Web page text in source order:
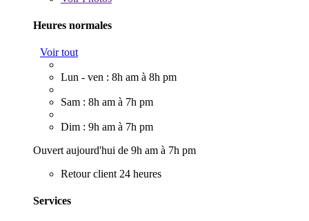
Heures normales
Voir tout
Lun - ven : 8h am à 8h pm
Sam : 8h am à 7h pm
Dim : 9h am à 7h pm
Ouvert aujourd'hui de 9h am à 7h pm
Retour client 24 heures
Services